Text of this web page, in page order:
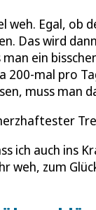
weh. Egal, ob
Das wird
ein
200-mal pro
muss man
ich auch ins
weh, zum